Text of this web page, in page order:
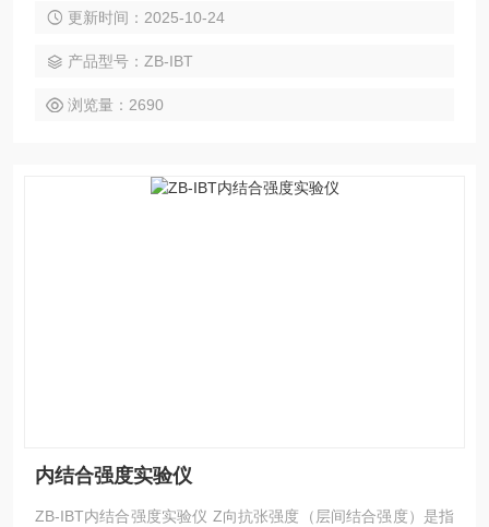
布不均，可能导致纸张和硬纸板在使用粘性油墨的胶印机中平
加大了公司的成本。该项测试在多层纸板如箱纸板、白纸板、
灰板纸、白卡纸等在印刷、包装工业中有广泛的应用。本数显
更新时间：2025-10-24
产品型号：ZB-IBT
浏览量：2690
内结合强度实验仪
ZB-IBT内结合强度实验仪 Z向抗张强度（层间结合强度）是指